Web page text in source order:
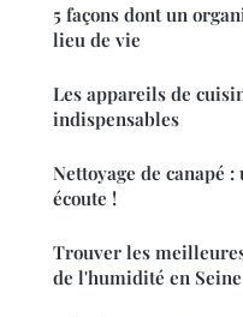
5 façons dont un
lieu de vie
Les appareils de
indispensables
Nettoyage de canapé
écoute !
Trouver les
de l'humidité en